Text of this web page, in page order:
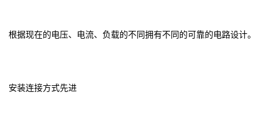
根据现在的电压、电流、负载的不同拥有不同的可靠的电路设计。
安装连接方式先进